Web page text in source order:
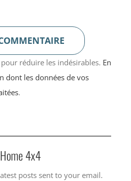
réduire les indésirables. En
dont les données de vos
.
4x4
posts sent to your email.